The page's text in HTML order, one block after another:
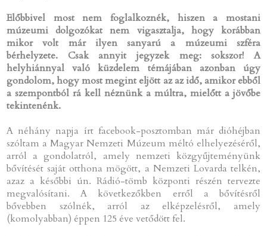
Előbbivel most nem foglalkoznék, hiszen a mostani
múzeumi dolgozókat nem vigasztalja, hogy korábban
mikor volt már ilyen sanyarú a múzeumi szféra
bérhelyzete. Csak annyit jegyzek meg: sokszor! A
helyhiánnyal való küzdelem témájában azonban úgy
gondolom, hogy most megint eljött az az idő, amikor ebből
a szempontból rá kell néznünk a múltra, mielőtt a jövőbe
tekintenénk.
A néhány napja írt facebook-posztomban már dióhéjban
szóltam a Magyar Nemzeti Múzeum méltó elhelyezéséről,
arról a gondolatról, amely nemzeti közgyűjteményünk
bővítését saját otthona mögött, a Nemzeti Lovarda telkén,
azaz a későbbi ún. Rádió-tömb központi részén tervezte
megvalósítani. A következőkben erről a bővítésről
bővebben szólnék, arról az elképzelésről, amely
(komolyabban) éppen 125 éve vetődött fel.